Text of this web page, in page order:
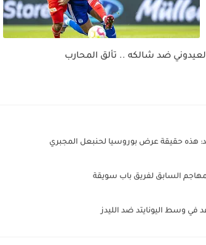
ضد شالكه .. تألق المحارب
هذه حقيقة عرض بوروسيا لحنبعل المجبري
السابق لفريق باب سويقة
في وسط اليونايتد ضد الليدز